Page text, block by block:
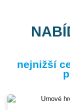
nejnižší